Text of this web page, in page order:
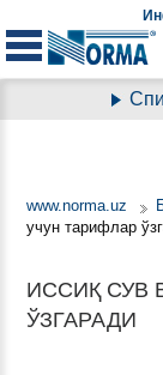
www.norma.uz
учун тарифлар
ИССИҚ СУВ
ЎЗГАРАДИ